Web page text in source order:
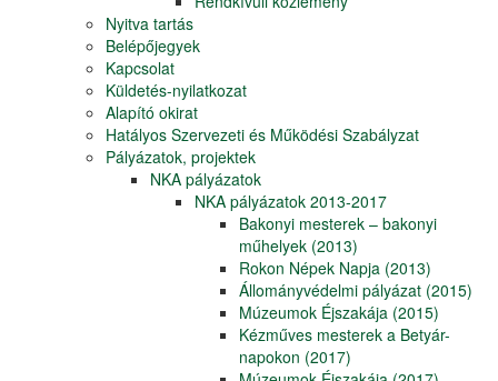
Nyitva tartás
Belépőjegyek
Kapcsolat
Küldetés-nyilatkozat
Alapító okirat
Hatályos Szervezeti és Működési Szabályzat
Pályázatok, projektek
NKA pályázatok
NKA pályázatok 2013-2017
Bakonyi mesterek – bakonyi
műhelyek (2013)
Rokon Népek Napja (2013)
Állományvédelmi pályázat (2015)
Múzeumok Éjszakája (2015)
Kézműves mesterek a Betyár-
napokon (2017)